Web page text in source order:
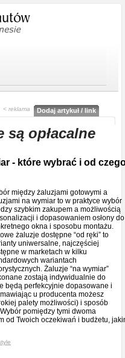
< reklama Dodaj artykuł / link
są opłacalne
- które wybrać i od
między żaluzjami gotowymi a
na wymiar to w praktyce wybór
szybkim zakupem a możliwością
i dopasowaniem osłony do
okna i sposobu montażu.
żaluzje dostępne “od ręki” to
uniwersalne, najczęściej
w marketach w kilku
wariantach
Żaluzje “na wymiar”
zostają indywidualnie do
będą perfekcyjnie dopasowane i
u producenta możesz
palety możliwości) i sposób
pomiędzy tymi dwoma
od Twoich oczekiwań i budżetu,